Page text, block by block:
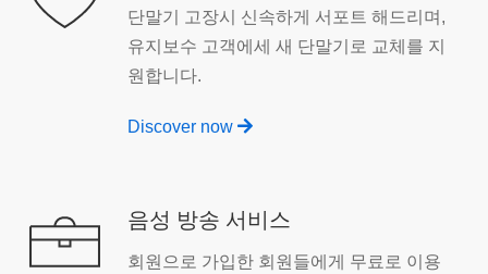
단말기 고장시 신속하게 서포트 해드리며,
유지보수 고객에세 새 단말기로 교체를 지
원합니다.
Discover now
음성 방송 서비스
회원으로 가입한 회원들에게 무료로 이용